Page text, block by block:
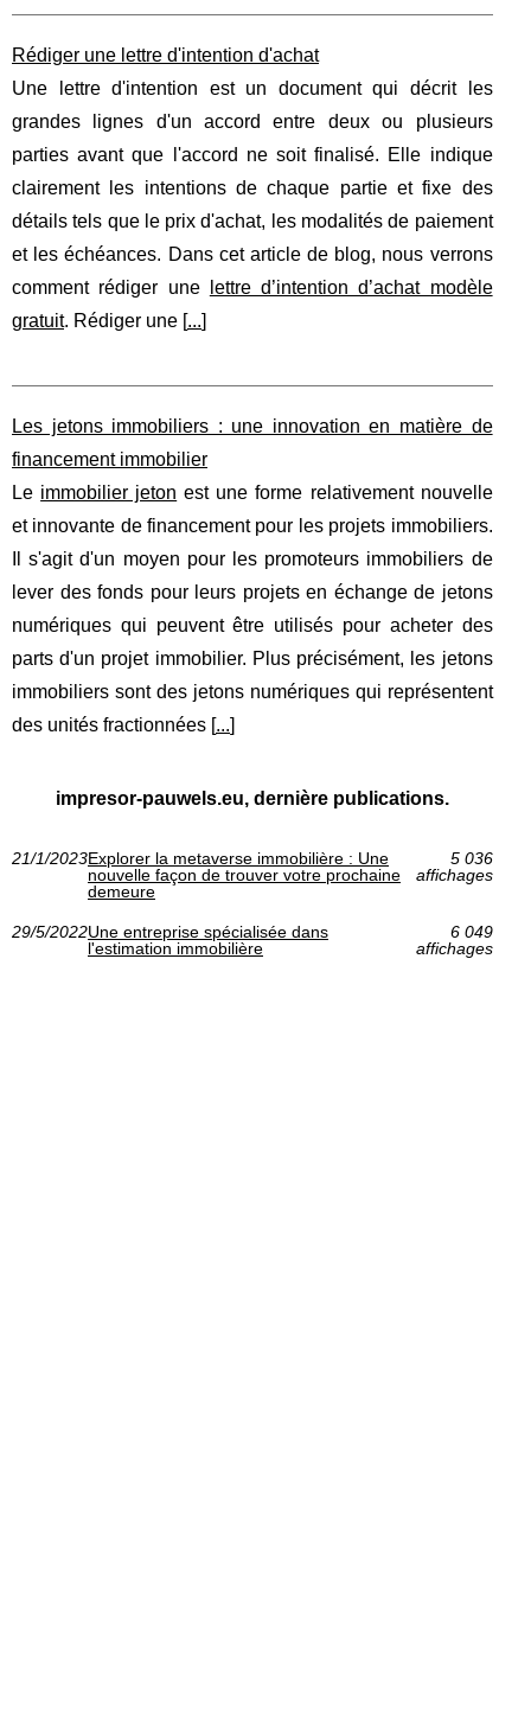
Rédiger une lettre d'intention d'achat
Une lettre d'intention est un document qui décrit les
grandes lignes d'un accord entre deux ou plusieurs
parties avant que l'accord ne soit finalisé. Elle indique
clairement les intentions de chaque partie et fixe des
détails tels que le prix d'achat, les modalités de paiement
et les échéances. Dans cet article de blog, nous verrons
comment rédiger une
lettre d’intention d’achat modèle
gratuit. Rédiger une [...]
Les jetons immobiliers : une innovation en matière de
financement immobilier
Le immobilier jeton est une forme relativement nouvelle
et innovante de financement pour les projets immobiliers.
Il s'agit d'un moyen pour les promoteurs immobiliers de
lever des fonds pour leurs projets en échange de jetons
numériques qui peuvent être utilisés pour acheter des
parts d'un projet immobilier. Plus précisément, les jetons
immobiliers sont des jetons numériques qui représentent
des unités fractionnées [...]
impresor-pauwels.eu, dernière publications.
21/1/2023Explorer la metaverse immobilière : Une
nouvelle façon de trouver votre prochaine
demeure
5 036
affichages
29/5/2022Une entreprise spécialisée dans
l'estimation immobilière
6 049
affichages